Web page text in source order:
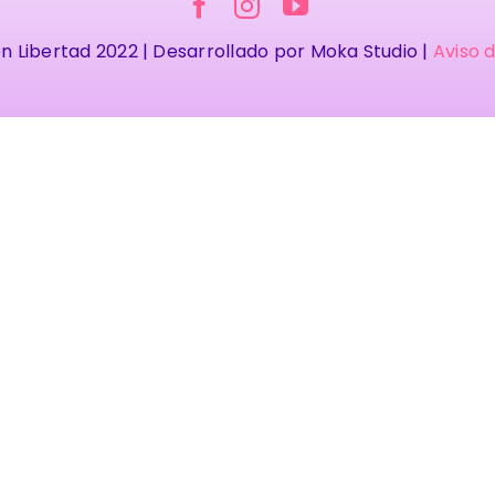
Libertad 2022 | Desarrollado por Moka Studio | Aviso